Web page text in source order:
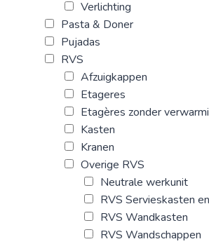
Verlichting
Pasta & Doner
Pujadas
RVS
Afzuigkappen
Etageres
Etagères zonder
Kasten
Kranen
Overige RVS
Neutrale werkunit
RVS Servieskasten
RVS Wandkasten
RVS Wandschappen